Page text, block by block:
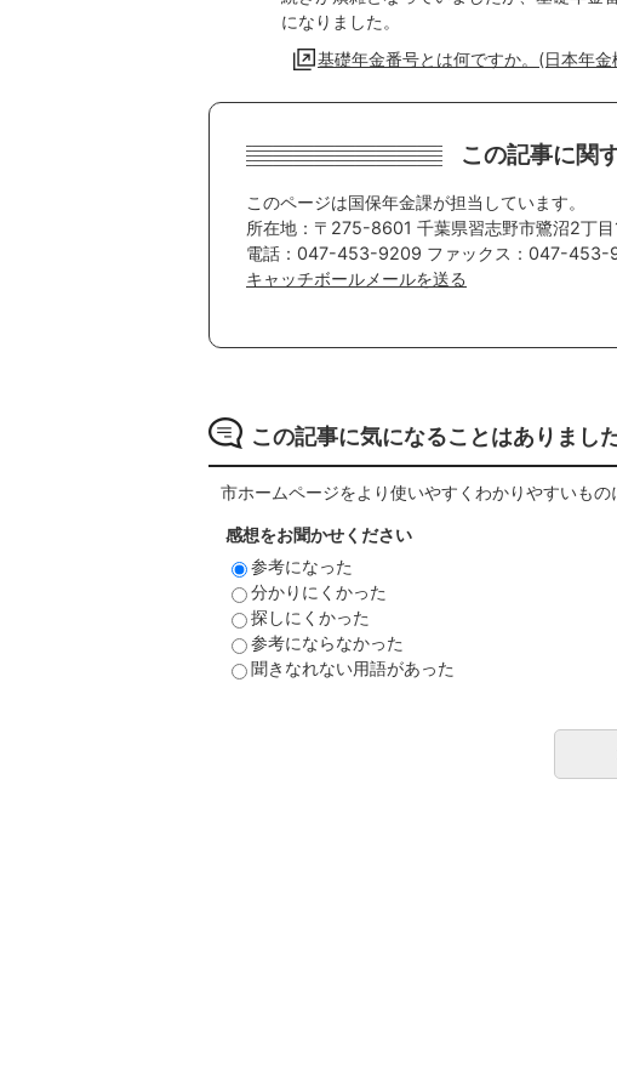
になりました。
基礎年金番号とは何ですか。(日本年金
この記事に関
このページは国保年金課が担当しています。
所在地：〒275-8601 千葉県習志野市鷺沼2丁
電話：047-453-9209 ファックス：047-453-
キャッチボールメールを送る
この記事に気になることはありまし
市ホームページをより使いやすくわかりやすいも
感想をお聞かせください
参考になった
分かりにくかった
探しにくかった
参考にならなかった
聞きなれない用語があった